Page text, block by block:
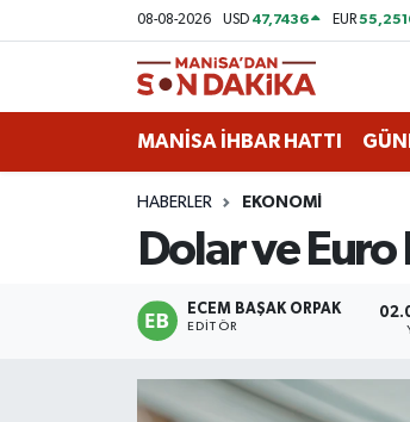
08-08-2026 USD 47,7436 EUR
MANİSA İHBAR HATTI
HABERLER EKONOMİ
Dolar ve
ECEM BAŞAK ORPAK
EDITÖR
GÜNDEM
KÜLTÜR-SANAT
MANİSA'DA TRAFİK
SİYASET
Hava Durumu
Trafik Durumu
Puan Durumu ve Fikstür
Son Dakika Haberleri
Haber Arşivi